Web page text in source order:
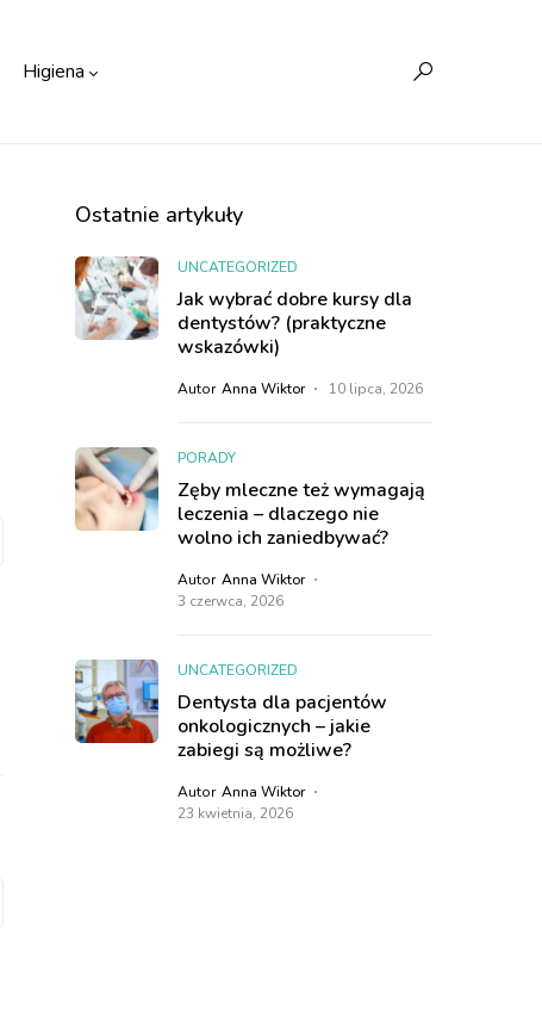
Higiena
Ostatnie artykuły
UNCATEGORIZED
Jak wybrać dobre kursy dla
dentystów? (praktyczne
wskazówki)
Autor Anna Wiktor 10 lipca, 2026
PORADY
Zęby mleczne też wymagają
leczenia – dlaczego nie
wolno ich zaniedbywać?
Autor Anna Wiktor
3 czerwca, 2026
UNCATEGORIZED
Dentysta dla pacjentów
onkologicznych – jakie
zabiegi są możliwe?
Autor Anna Wiktor
23 kwietnia, 2026